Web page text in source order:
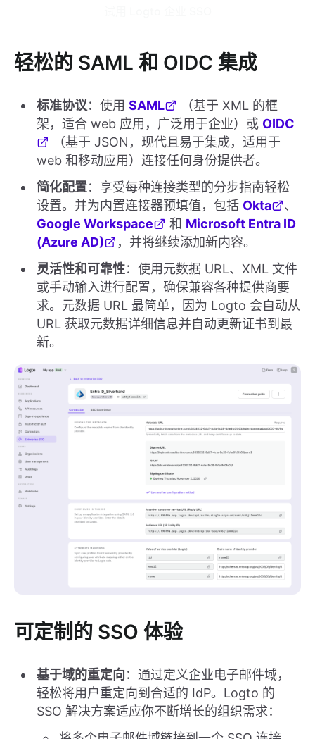
轻松的 SAML 和 OIDC 集成
标准协议：使用 SAML
（基于 XML 的框
架，适合 web 应用，广泛用于企业）或 OIDC
（基于 JSON，现代且易于集成，适用于
web 和移动应用）连接任何身份提供者。
简化配置：享受每种连接类型的分步指南轻松
设置。并为内置连接器预填值，包括 Okta
、
Google Workspace
和 Microsoft Entra ID
(Azure AD)
，并将继续添加新内容。
灵活性和可靠性：使用元数据 URL、XML 文件
或手动输入进行配置，确保兼容各种提供商要
求。元数据 URL 最简单，因为 Logto 会自动从
URL 获取元数据详细信息并自动更新证书到最
新。
可定制的 SSO 体验
基于域的重定向：通过定义企业电子邮件域，
轻松将用户重定向到合适的 IdP。Logto 的
SSO 解决方案适应你不断增长的组织需求：